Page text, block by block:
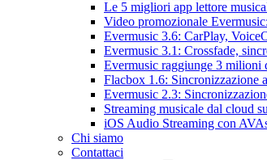
Le 5 migliori app lettore
Video promozionale
Evermusic 3.6: CarPlay,
Evermusic 3.1: Crossfade,
Evermusic raggiunge 3 milioni
Flacbox 1.6: Sincronizzazione
Evermusic 2.3:
Streaming musicale dal cloud
iOS Audio Streaming con
Chi siamo
Contattaci